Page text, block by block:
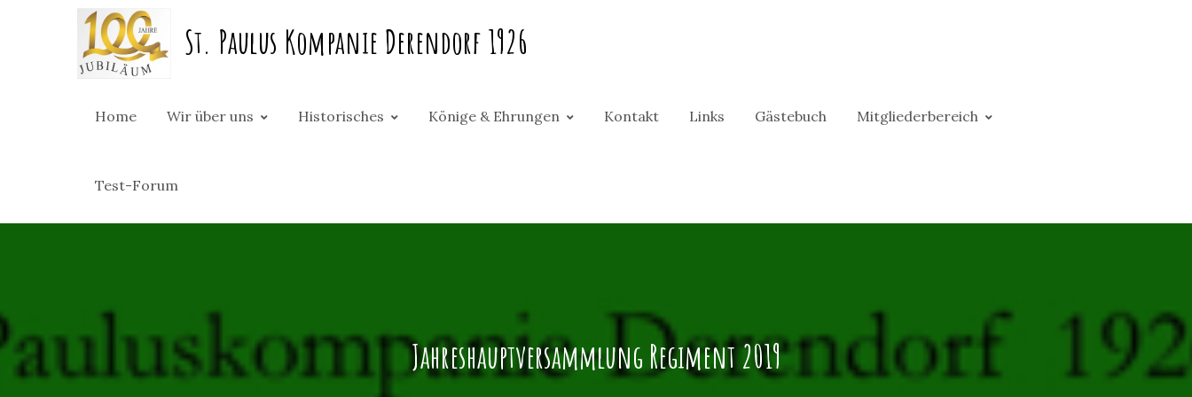
St. Paulus Kompanie Derendorf 1926
Home Wir über uns Historisches Könige & Ehrungen Kontakt Links Gästebuch Mitgliederbereich
Test-Forum
Jahreshauptversammlung Regiment 2019